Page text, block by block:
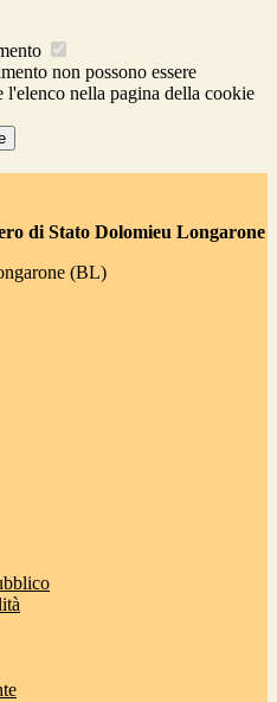
non possono essere
nella pagina della cookie
di Stato Dolomieu Longarone
(BL)